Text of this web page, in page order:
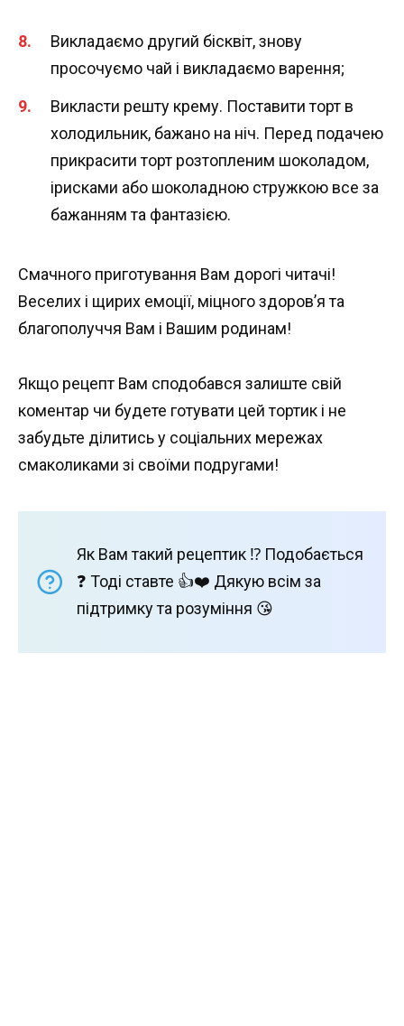
Викладаємо другий бісквіт, знову
просочуємо чай і викладаємо варення;
Викласти решту крему. Поставити торт в
холодильник, бажано на ніч. Перед подачею
прикрасити торт розтопленим шоколадом,
ірисками або шоколадною стружкою все за
бажанням та фантазією.
Смачного приготування Вам дорогі читачі!
Веселих і щирих емоції, міцного здоров’я та
благополуччя Вам і Вашим родинам!
Якщо рецепт Вам сподобався залиште свій
коментар чи будете готувати цей тортик і не
забудьте ділитись у соціальних мережах
смаколиками зі своїми подругами!
Як Вам такий рецептик ⁉️ Подобається
❓ Тоді ставте 👍❤️ Дякую всім за
підтримку та розуміння 😘